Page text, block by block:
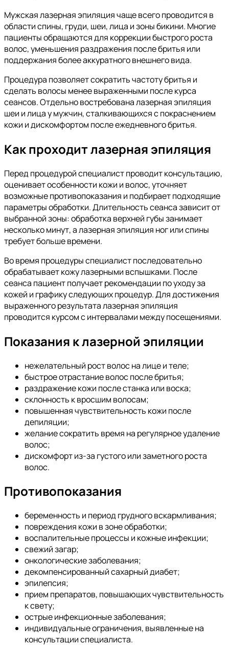
Мужская лазерная эпиляция чаще всего проводится в
области спины, груди, шеи, лица и зоны бикини. Многие
пациенты обращаются для коррекции быстрого роста
волос, уменьшения раздражения после бритья или
поддержания более аккуратного внешнего вида.
Процедура позволяет сократить частоту бритья и
сделать волосы менее выраженными после курса
сеансов. Отдельно востребована лазерная эпиляция
шеи и лица у мужчин, сталкивающихся с покраснением
кожи и дискомфортом после ежедневного бритья.
Как проходит лазерная эпиляция
Перед процедурой специалист проводит консультацию,
оценивает особенности кожи и волос, уточняет
возможные противопоказания и подбирает подходящие
параметры обработки. Длительность сеанса зависит от
выбранной зоны: обработка верхней губы занимает
несколько минут, а лазерная эпиляция ног или спины
требует больше времени.
Во время процедуры специалист последовательно
обрабатывает кожу лазерными вспышками. После
сеанса пациент получает рекомендации по уходу за
кожей и графику следующих процедур. Для достижения
выраженного результата лазерная эпиляция
проводится курсом с интервалами между посещениями.
Показания к лазерной эпиляции
нежелательный рост волос на лице и теле;
быстрое отрастание волос после бритья;
раздражение кожи после станка или воска;
склонность к вросшим волосам;
повышенная чувствительность кожи после
депиляции;
желание сократить время на регулярное удаление
волос;
дискомфорт из-за густого или заметного роста
волос.
Противопоказания
беременность и период грудного вскармливания;
повреждения кожи в зоне обработки;
воспалительные процессы и кожные инфекции;
свежий загар;
онкологические заболевания;
декомпенсированный сахарный диабет;
эпилепсия;
прием препаратов, повышающих чувствительность
к свету;
острые инфекционные заболевания;
индивидуальные ограничения, выявленные на
консультации специалиста.